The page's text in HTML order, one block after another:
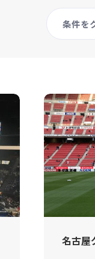
条件を
名古屋